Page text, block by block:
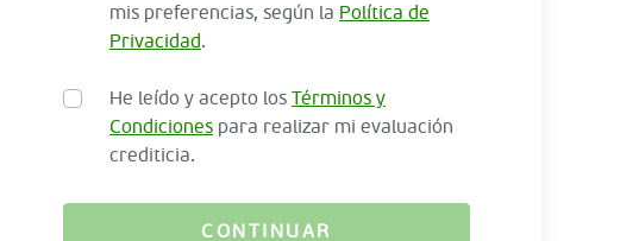
mis preferencias, según la Política de
Privacidad.
He leído y acepto los Términos y
Condiciones para realizar mi evaluación
crediticia.
CONTINUAR